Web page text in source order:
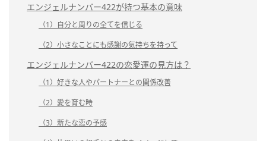
エンジェルナンバー422が持つ基本の意味
（1）自分と周りの全てを信じる
（2）小さなことにも感謝の気持ちを持って
エンジェルナンバー422の恋愛運の見方は？
（1）好きな人やパートナーとの関係改善
（2）愛を育む時
（3）新たな恋の予感